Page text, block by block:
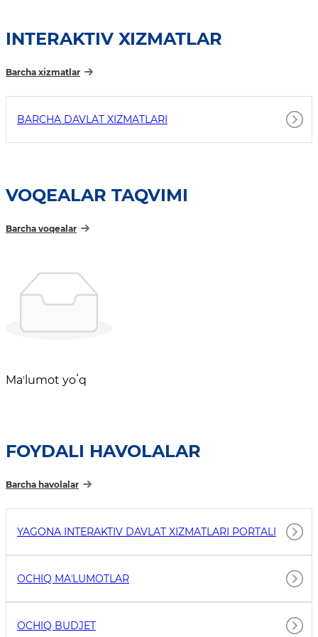
INTERAKTIV XIZMATLAR
Barcha xizmatlar
BARCHA DAVLAT XIZMATLARI
VOQEALAR TAQVIMI
Barcha voqealar
Maʼlumot yoʻq
FOYDALI HAVOLALAR
Barcha havolalar
YAGONA INTERAKTIV DAVLAT XIZMATLARI PORTALI
OCHIQ MAʼLUMOTLAR
OCHIQ BUDJET